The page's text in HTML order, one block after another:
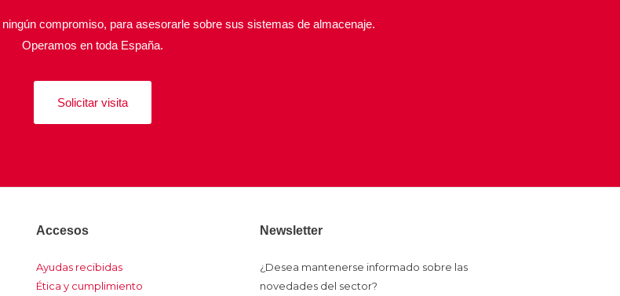
compromiso, para asesorarle sobre sus sistemas de almacenaje.
Operamos en toda España.
Solicitar visita
Accesos
Ayudas recibidas
Ética y cumplimiento
Newsletter
¿Desea mantenerse informado sobre las
novedades del sector?